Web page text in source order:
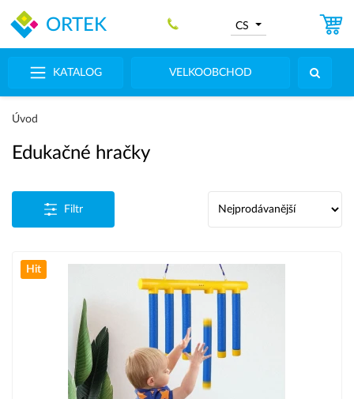
ORTEK
KATALOG VELKOOBCHOD
CS
Úvod
Edukačné hračky
Filtr
Hit